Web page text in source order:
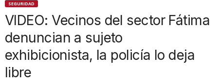
SEGURIDAD
VIDEO: Vecinos del sector Fátima
denuncian a sujeto
exhibicionista, la policía lo deja
libre